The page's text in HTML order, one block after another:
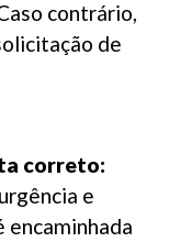
contrário,
de
correto:
e
encaminhada